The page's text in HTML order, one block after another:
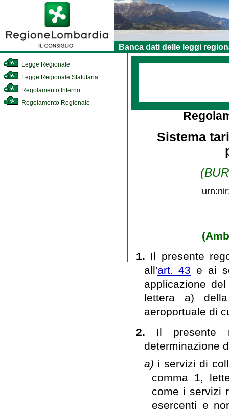
Banca dati delle leggi
Legge Regionale
Legge Regionale Statutaria
Regolamento Interno
Regolamento Regionale
Sistema
1. Il presente
all'art. 43 e ai
applicazione
lettera a)
aeroportuale di
2. Il presente
determinazione
a) i servizi di
comma 1,
come i servizi
esercenti e